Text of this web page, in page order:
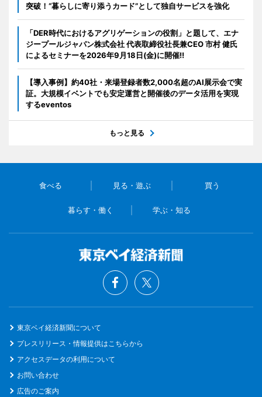
突破！“暮らしに寄り添うカード”として独自サービスを強化
「DER時代におけるアグリゲーションの役割」と題して、エナ
ジープールジャパン株式会社 代表取締役社長兼CEO 市村 健氏
によるセミナーを2026年9月18日(金)に開催!!
【導入事例】約40社・来場登録者数2,000名超のAI展示会で実
証。大規模イベントでも安定運営と開催後のデータ活用を実現
するeventos
もっと見る
食べる 見る・遊ぶ 買う
暮らす・働く 学ぶ・知る
東京ベイ経済新聞について
プレスリリース・情報提供はこちらから
アクセスデータの利用について
お問い合わせ
広告のご案内